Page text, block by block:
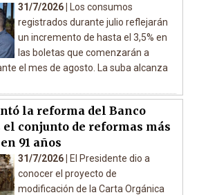
31/7/2026 |
Los consumos
registrados durante julio reflejarán
un incremento de hasta el 3,5% en
las boletas que comenzarán a
el mes de agosto. La suba alcanza
la reforma del Banco
el conjunto de reformas más
91 años
31/7/2026 |
El Presidente dio a
conocer el proyecto de
modificación de la Carta Orgánica